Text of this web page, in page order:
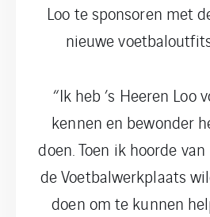
Loo te sponsoren met
nieuwe
“Ik heb ’s Heeren Loo
kennen en bewonder
doen. Toen ik hoorde
de Voetbalwerkplaats
doen om te kunnen